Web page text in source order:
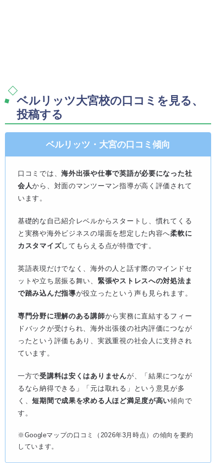
ベルリッツ大宮校の口コミを見る、
投稿する
ベルリッツ・大宮の口コミ傾向
口コミでは、海外出張や仕事で英語が必要になった社
会人から、対面のマンツーマン指導が高く評価されて
います。
基礎的な自己紹介レベルからスタートし、慣れてくる
と実務や海外ビジネスの場面を想定した内容へ柔軟に
カスタマイズしてもらえる点が特徴です。
英語表現だけでなく、海外の人と話す際のマインドセ
ットや立ち居振る舞い、 緊張やストレスへの対処法ま
で踏み込んだ指導が役立ったという声も見られます。
専門分野に理解のある講師から実務に直結するフィー
ドバックが受けられ、海外出張後の社内評価につなが
ったという評価もあり、実践重視の社会人に支持され
ています。
一方で受講料は安くはありませんが、「結果につなが
るなら納得できる」「元は取れる」という意見が多
く、短期間で成果を求める人ほど満足度が高い傾向で
す。
※Googleマップの口コミ（2026年3月時点）の傾向を要約
しています。